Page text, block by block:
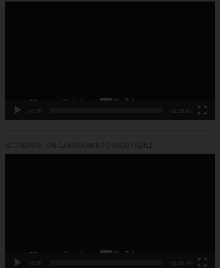
00:00 01:28:43
ECONOMIA, UN CAMBIAMENTO INEVITABILE
00:00 01:00:24